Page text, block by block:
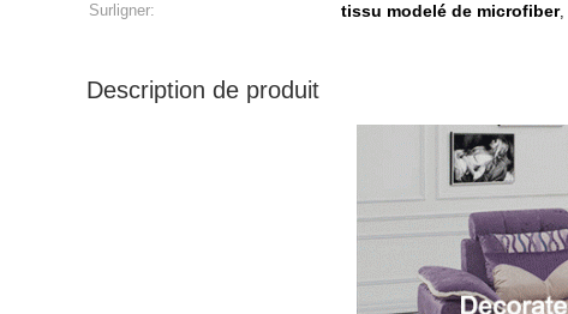
Surligner:
tissu modelé de microfiber,
Description de produit